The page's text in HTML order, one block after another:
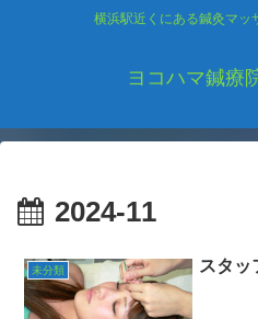
横浜駅近くにある鍼灸マッ
ヨコハマ鍼療
2024-11
未分類 スタッ